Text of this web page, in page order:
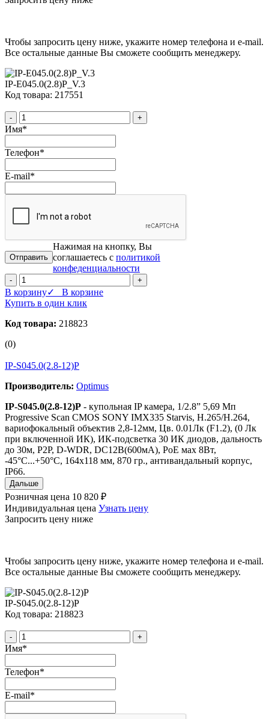
Чтобы запросить цену ниже, укажите номер телефона и e-mail.
Все остальные данные Вы сможете сообщить менеджеру.
IP-E045.0(2.8)P_V.3
Код товара: 217551
- +
Имя*
Телефон*
E-mail*
Нажимая на кнопку, Вы
соглашаетесь с политикой
конфеденциальности
- +
В корзину✓ В корзине
Купить в один клик
Код товара: 218823
(0)
IP-S045.0(2.8-12)P
Производитель: Optimus
IP-S045.0(2.8-12)P - купольная IP камера, 1/2.8” 5,69 Мп
Progressive Scan CMOS SONY IMX335 Starvis, H.265/H.264,
вариофокальный объектив 2,8-12мм, Цв. 0.01Лк (F1.2), (0 Лк
при включенной ИК), ИК-подсветка 30 ИК диодов, дальность
до 30м, P2P, D-WDR, DC12В(600мА), PoE мах 8Вт,
-45°С...+50°С, 164х118 мм, 870 гр., антивандальный корпус,
IР66.
Дальше
Розничная цена 10 820 ₽
Индивидуальная цена Узнать цену
Запросить цену ниже
Чтобы запросить цену ниже, укажите номер телефона и e-mail.
Все остальные данные Вы сможете сообщить менеджеру.
IP-S045.0(2.8-12)P
Код товара: 218823
- +
Имя*
Телефон*
E-mail*